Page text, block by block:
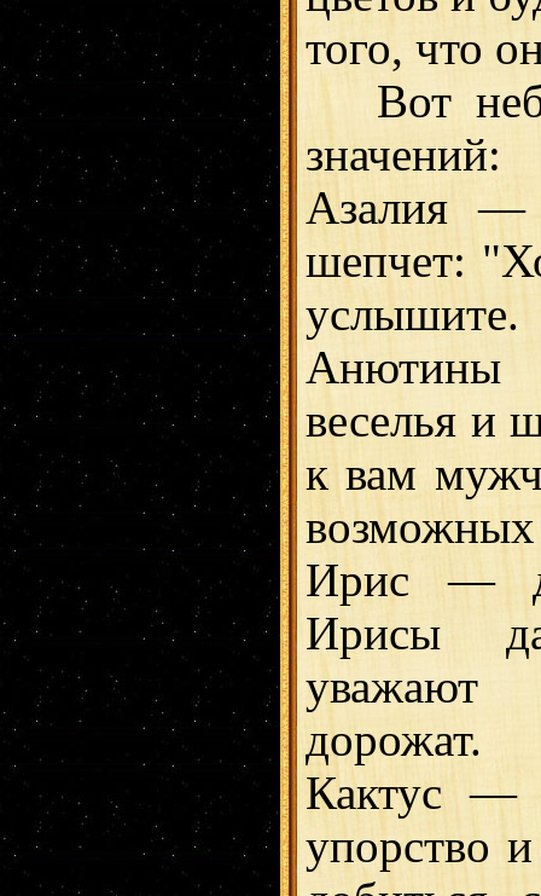
того, что
Вот
значений:
Азалия —
шепчет:
услышите.
Анютины
веселья и
к вам
возможных
Ирис —
Ирисы
уважают
дорожат.
Кактус —
упорство